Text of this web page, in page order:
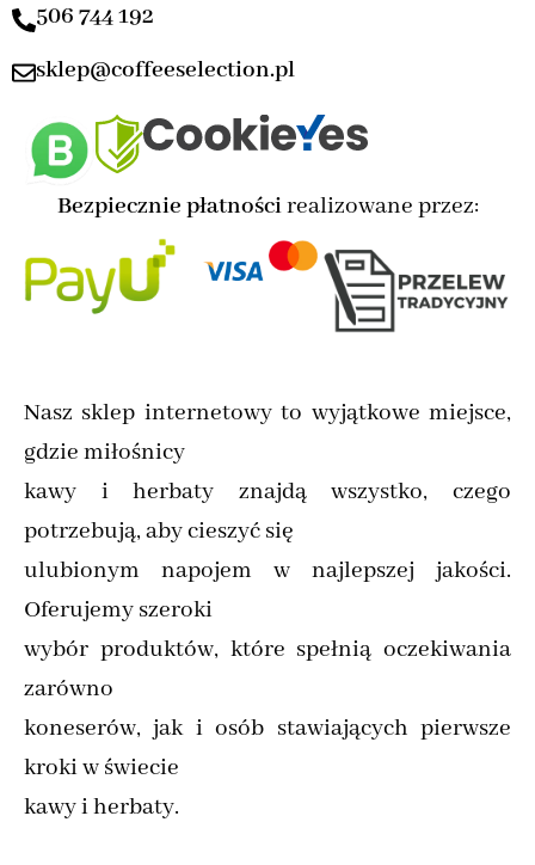
506 744 192
sklep@coffeeselection.pl
Bezpiecznie płatnościrealizowane przez:
Nasz sklep internetowy to wyjątkowe miejsce,
gdzie miłośnicy
kawy i herbaty znajdą wszystko, czego
potrzebują, aby cieszyć się
ulubionym napojem w najlepszej jakości.
Oferujemy szeroki
wybór produktów, które spełnią oczekiwania
zarówno
koneserów, jak i osób stawiających pierwsze
kroki w świecie
kawy i herbaty.